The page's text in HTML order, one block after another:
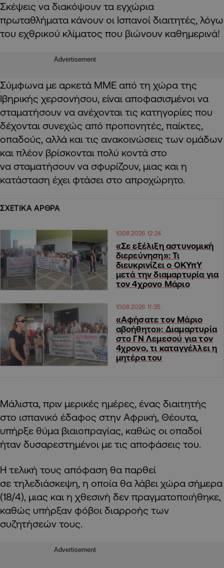
Σκέψεις να διακόψουν τα εγχώρια
πρωταθλήματα κάνουν οι Ισπανοί διαιτητές, λόγω
του εχθρικού κλίματος που βιώνουν καθημερινά!
Advertisement
Σύμφωνα με αρκετά ΜΜΕ από τη χώρα της
Ιβηρικής χερσονήσου, είναι αποφασισμένοι να
σταματήσουν να ανέχονται τις κατηγορίες που
δέχονται συνεχώς από προπονητές, παίκτες,
οπαδούς, αλλά και τις ανακοινώσεις των ομάδων
και πλέον βρίσκονται πολύ κοντά στο
να σταματήσουν να σφυρίζουν, μιας και η
κατάσταση έχει φτάσει στο απροχώρητο.
ΣΧΕΤΙΚΑ ΑΡΘΡΑ
10.08.2026 12:24
«Σε εξέλιξη αστυνομική
διερεύνηση»: Τι
διευκρινίζει ο ΟΚΥπΥ
μετά την διαμαρτυρία για
τον 4χρονο Μάριο
10.08.2026 11:35
«Αφήσατε τον Μάριο
αβοήθητο»: Διαμαρτυρία
στο ΓΝ Λεμεσού για τον
4χρονο, τι καταγγέλλει η
μητέρα του
Μάλιστα, πριν μερικές ημέρες, ένας διαιτητής
στο ισπανικό έδαφος στην Αφρική, Θέουτα,
υπήρξε θύμα βιαιοπραγίας, καθώς οι οπαδοί
ήταν δυσαρεστημένοι με τις αποφάσεις του.
Η τελική τους απόφαση θα παρθεί
σε τηλεδιάσκεψη, η οποία θα λάβει χώρα σήμερα
(18/4), μιας και η χθεσινή δεν πραγματοποιήθηκε,
καθώς υπήρξαν φόβοι διαρροής των
συζητήσεών τους.
Advertisement